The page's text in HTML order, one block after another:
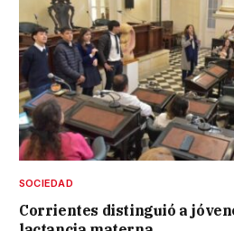
SOCIEDAD
Corrientes distinguió a